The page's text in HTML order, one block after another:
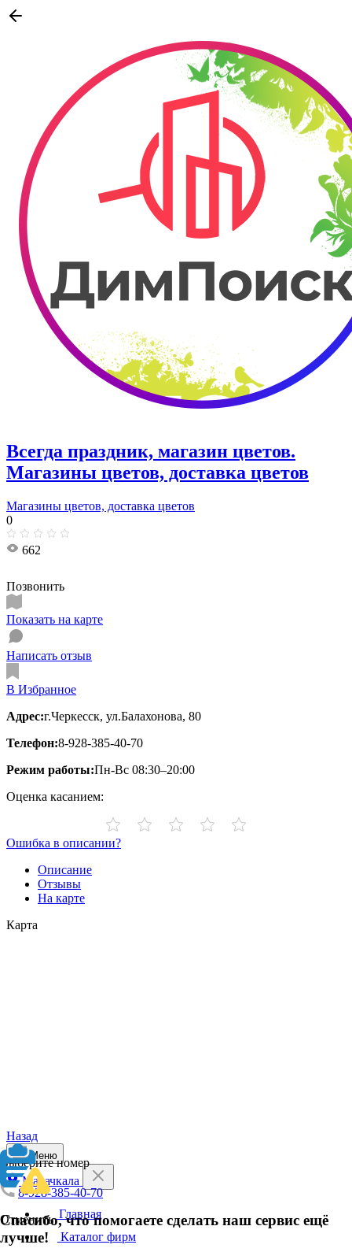
Всегда праздник, магазин цветов.
Магазины цветов, доставка цветов
Магазины цветов, доставка цветов
0
662
Позвонить
Показать на карте
Написать отзыв
В Избранное
Адрес:г.Черкесск, ул.Балахонова, 80
Телефон:8-928-385-40-70
Режим работы:Пн-Вс 08:30–20:00
Оценка касанием:
Ошибка в описании?
Описание
Отзывы
На карте
Карта
Назад
Выберите номер
8-928-385-40-70
Отменить
Спасибо, что помогаете сделать наш сервис ещё
лучше!
Меню
Махачкала
Главная
Каталог фирм